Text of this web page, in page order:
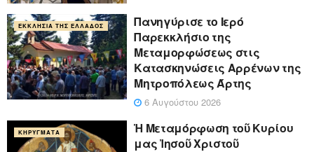
ΕΚΚΛΗΣΊΑ ΤΗΣ ΕΛΛΆΔΟΣ
Πανηγύρισε το Ιερό
Παρεκκλήσιο της
Μεταμορφώσεως στις
Κατασκηνώσεις Αρρένων της
Μητροπόλεως Άρτης
6 Αυγούστου 2026
ΚΗΡΎΓΜΑΤΑ
Ἡ Μεταμόρφωση τοῦ Κυρίου
μας Ἰησοῦ Χριστοῦ